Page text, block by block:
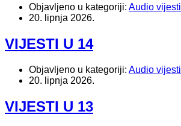
Objavljeno u kategoriji: Audio vijesti
20. lipnja 2026.
VIJESTI U 14
Objavljeno u kategoriji: Audio vijesti
20. lipnja 2026.
VIJESTI U 13